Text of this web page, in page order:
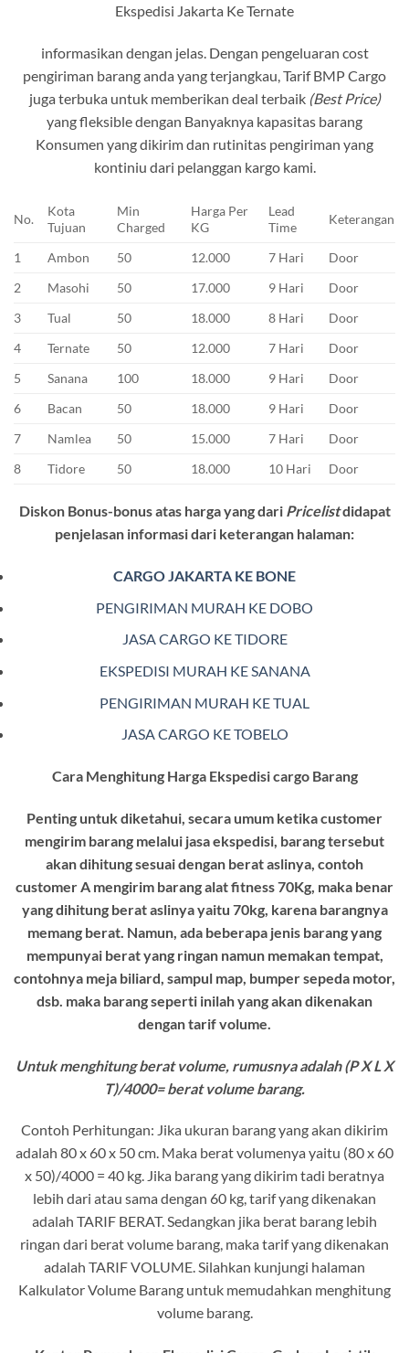
Ekspedisi Jakarta Ke Ternate
informasikan dengan jelas. Dengan pengeluaran cost
pengiriman barang anda yang terjangkau, Tarif BMP Cargo
juga terbuka untuk memberikan deal terbaik (Best Price)
yang fleksible dengan Banyaknya kapasitas barang
Konsumen yang dikirim dan rutinitas pengiriman yang
kontiniu dari pelanggan kargo kami.
No.
Kota
Tujuan
Min
Charged
Harga Per
KG
Lead
Time
Keterangan
1 Ambon 50 12.000 7 Hari
Door
2
Masohi 50 17.000 9 Hari
Door
3
Tual 50 18.000 8 Hari
Door
4
Ternate 50 12.000 7 Hari
Door
5
Sanana 100 18.000 9 Hari
Door
6
Bacan 50 18.000 9 Hari
Door
7
Namlea 50 15.000 7 Hari
Door
8
Tidore 50 18.000 10 Hari Door
Diskon Bonus-bonus atas harga yang dari Pricelistdidapat
penjelasan informasi dari keterangan halaman:
CARGO JAKARTA KE BONE
PENGIRIMAN MURAH KE DOBO
JASA CARGO KE TIDORE
EKSPEDISI MURAH KE SANANA
PENGIRIMAN MURAH KE TUAL
JASA CARGO KE TOBELO
Cara Menghitung Harga Ekspedisi cargo Barang
Penting untuk diketahui, secara umum ketika customer
mengirim barang melalui jasa ekspedisi, barang tersebut
akan dihitung sesuai dengan berat aslinya, contoh
customer A mengirim barang alat fitness 70Kg, maka benar
yang dihitung berat aslinya yaitu 70kg, karena barangnya
memang berat. Namun, ada beberapa jenis barang yang
mempunyai berat yang ringan namun memakan tempat,
contohnya meja biliard, sampul map, bumper sepeda motor,
dsb. maka barang seperti inilah yang akan dikenakan
dengan tarif volume.
Untuk menghitung berat volume, rumusnya adalah (P X L X
T)/4000= berat volume barang.
Contoh Perhitungan: Jika ukuran barang yang akan dikirim
adalah 80 x 60 x 50 cm. Maka berat volumenya yaitu (80 x 60
x 50)/4000 = 40 kg. Jika barang yang dikirim tadi beratnya
lebih dari atau sama dengan 60 kg, tarif yang dikenakan
adalah TARIF BERAT. Sedangkan jika berat barang lebih
ringan dari berat volume barang, maka tarif yang dikenakan
adalah TARIF VOLUME. Silahkan kunjungi halaman
Kalkulator Volume Barang untuk memudahkan menghitung
volume barang.